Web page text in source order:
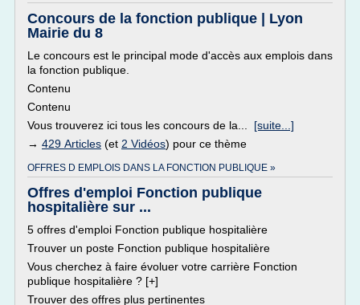
Concours de la fonction publique | Lyon
Mairie du 8
Le concours est le principal mode d'accès aux emplois dans
la fonction publique.
Contenu
Contenu
Vous trouverez ici tous les concours de la... [suite...]
→ 429 Articles (et 2 Vidéos) pour ce thème
OFFRES D EMPLOIS DANS LA FONCTION PUBLIQUE »
Offres d'emploi Fonction publique
hospitalière sur ...
5 offres d'emploi Fonction publique hospitalière
Trouver un poste Fonction publique hospitalière
Vous cherchez à faire évoluer votre carrière Fonction
publique hospitalière ? [+]
Trouver des offres plus pertinentes